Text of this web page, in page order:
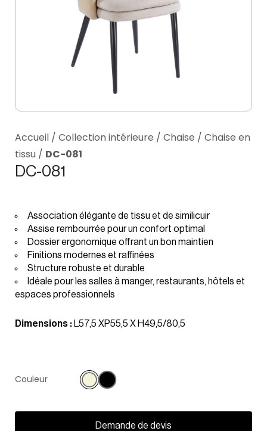
Accueil / Collection intérieure / Chaise / Chaise en
tissu / DC-081
DC-081
Association élégante de tissu et de similicuir
Assise rembourrée pour un confort optimal
Dossier ergonomique offrant un bon maintien
Finitions modernes et raffinées
Structure robuste et durable
Idéale pour les salles à manger, restaurants, hôtels et
espaces professionnels
Dimensions : L57,5 XP55,5 X H49,5/80,5
Couleur
Demande de devis